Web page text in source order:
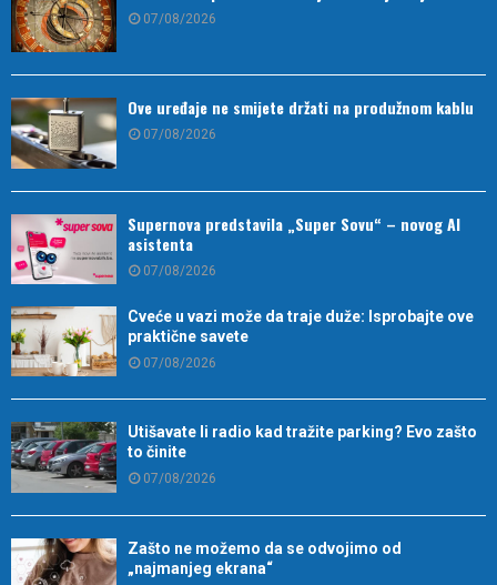
07/08/2026
Ove uređaje ne smijete držati na produžnom kablu
07/08/2026
Supernova predstavila „Super Sovu“ – novog AI
asistenta
07/08/2026
Cveće u vazi može da traje duže: Isprobajte ove
praktične savete
07/08/2026
Utišavate li radio kad tražite parking? Evo zašto
to činite
07/08/2026
Zašto ne možemo da se odvojimo od
„najmanjeg ekrana“